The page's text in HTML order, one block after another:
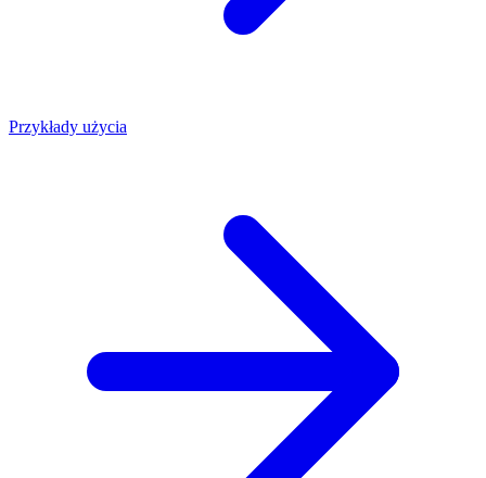
Przykłady użycia